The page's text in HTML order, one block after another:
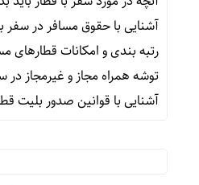
آشنایی با حقوق مسافر در سفر
رتبه بندی و امکانات قطارهای
توشه همراه مجاز و غیرمجاز در
آشنایی با قوانین صدور بلیت